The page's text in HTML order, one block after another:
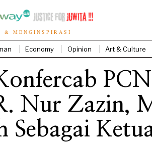
& MENGINSPIRASI
Economy Opinion Art & Culture
Nur Zazin,
Sebagai